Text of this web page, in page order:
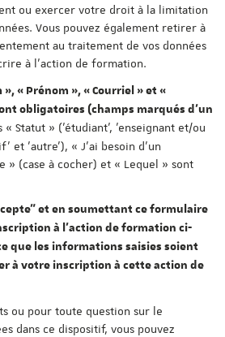
ou exercer votre droit à la limitation
Vous pouvez également retirer à
au traitement de vos données
à l'action de formation.
« Prénom », « Courriel » et «
obligatoires (champs marqués d'un
« Statut » ('étudiant', 'enseignant et/ou
et 'autre'), « J'ai besoin d'un
» (case à cocher) et « Lequel » sont
et en soumettant ce formulaire
à l'action de formation ci-
que les informations saisies soient
à votre inscription à cette action de
ou pour toute question sur le
dans ce dispositif, vous pouvez